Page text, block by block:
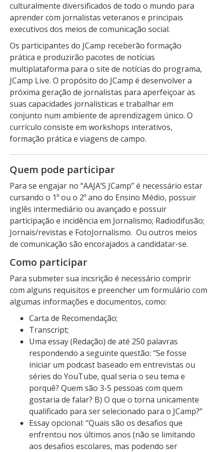
culturalmente diversificados de todo o mundo para
aprender com jornalistas veteranos e principais
executivos dos meios de comunicação social.
Os participantes do JCamp receberão formação
prática e produzirão pacotes de notícias
multiplataforma para o site de notícias do programa,
JCamp Live. O propósito do JCamp é desenvolver a
próxima geração de jornalistas para aperfeiçoar as
suas capacidades jornalísticas e trabalhar em
conjunto num ambiente de aprendizagem único. O
currículo consiste em workshops interativos,
formação prática e viagens de campo.
Quem pode participar
Para se engajar no “AAJA’S JCamp” é necessário estar
cursando o 1º ou o 2º ano do Ensino Médio, possuir
inglês intermediário ou avançado e possuir
participação e incidência em Jornalismo; Radiodifusão;
Jornais/revistas e FotoJornalismo. Ou outros meios
de comunicação são encorajados a candidatar-se.
Como participar
Para submeter sua incsrição é necessário comprir
com alguns requisitos e preencher um formulário com
algumas informações e documentos, como:
Carta de Recomendação;
Transcript;
Uma essay (Redação) de até 250 palavras
respondendo a seguinte questão: “Se fosse
iniciar um podcast baseado em entrevistas ou
séries do YouTube, qual seria o seu tema e
porquê? Quem são 3-5 pessoas com quem
gostaria de falar? B) O que o torna unicamente
qualificado para ser selecionado para o JCamp?”
Essay opcional: “Quais são os desafios que
enfrentou nos últimos anos (não se limitando
aos desafios escolares, mas podendo ser